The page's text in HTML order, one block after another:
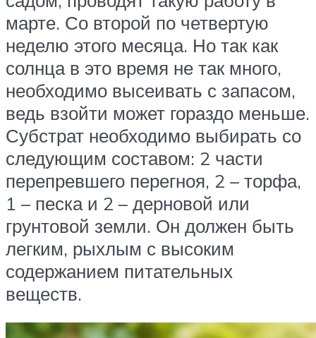
марте. Со второй по четвертую
неделю этого месяца. Но так как
солнца в это время не так много,
необходимо высеивать с запасом,
ведь взойти может гораздо меньше.
Субстрат необходимо выбирать со
следующим составом: 2 части
перепревшего перегноя, 2 – торфа,
1 – песка и 2 – дерновой или
грунтовой земли. Он должен быть
легким, рыхлым с высоким
содержанием питательных
веществ.